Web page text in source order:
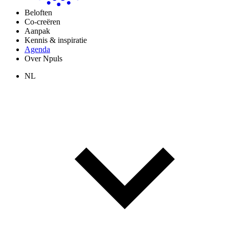
Beloften
Co-creëren
Aanpak
Kennis & inspiratie
Agenda
Over Npuls
NL